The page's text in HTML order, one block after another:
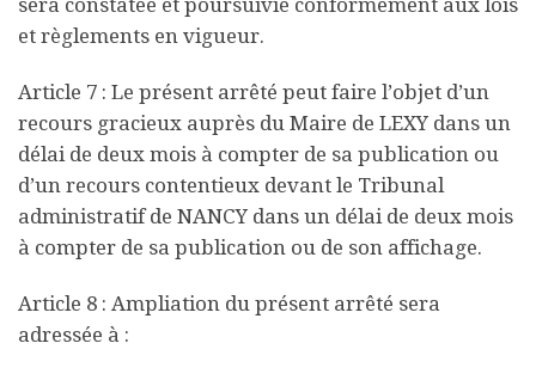
et règlements en vigueur.
Article 7 : Le présent arrêté peut faire l’objet d’un
recours gracieux auprès du Maire de LEXY dans un
délai de deux mois à compter de sa publication ou
d’un recours contentieux devant le Tribunal
administratif de NANCY dans un délai de deux mois
à compter de sa publication ou de son affichage.
Article 8 : Ampliation du présent arrêté sera
adressée à :